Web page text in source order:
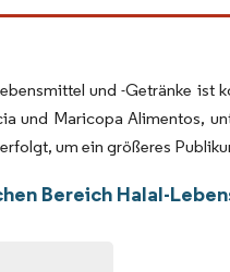
und -Getränke
und Maricopa Alimentos,
um ein größeres
Bereich Halal-